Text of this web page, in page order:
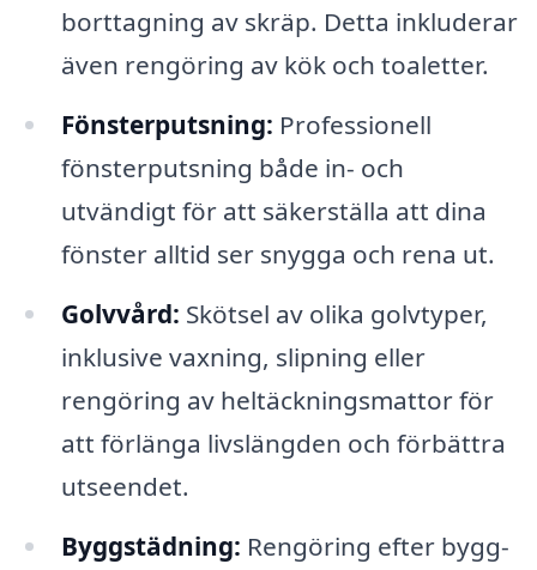
borttagning av skräp. Detta inkluderar
även rengöring av kök och toaletter.
Fönsterputsning: Professionell
fönsterputsning både in- och
utvändigt för att säkerställa att dina
fönster alltid ser snygga och rena ut.
Golvvård: Skötsel av olika golvtyper,
inklusive vaxning, slipning eller
rengöring av heltäckningsmattor för
att förlänga livslängden och förbättra
utseendet.
Byggstädning: Rengöring efter bygg-